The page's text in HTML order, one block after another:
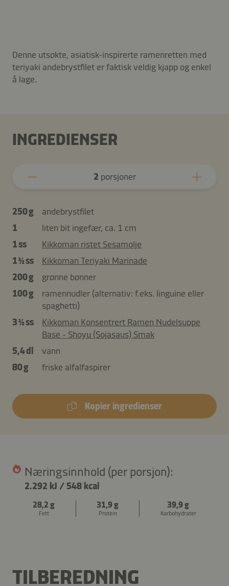
Denne utsøkte, asiatisk-inspirerte ramenretten med
teriyaki andebrystfilet er faktisk veldig kjapp og enkel
å lage.
INGREDIENSER
2 porsjoner
250 g
andebrystfilet
1
liten bit ingefær, ca. 1 cm
1 ss
Kikkoman ristet Sesamolje
1 ½ ss
Kikkoman Teriyaki Marinade
200 g
grønne bønner
100 g
ramennudler (alternativ: f.eks. linguine eller
spaghetti)
3 ½ ss
Kikkoman Konsentrert Ramen Nudelsuppe
Base - Shoyu (Sojasaus) Smak
5,4 dl
vann
80 g
friske alfalfaspirer
Kopier ingredienser
Næringsinnhold (per porsjon):
2.292 kJ / 548 kcal
28,2 g
Fett
31,9 g
Protein
39,9 g
Karbohydrater
TILBEREDNING